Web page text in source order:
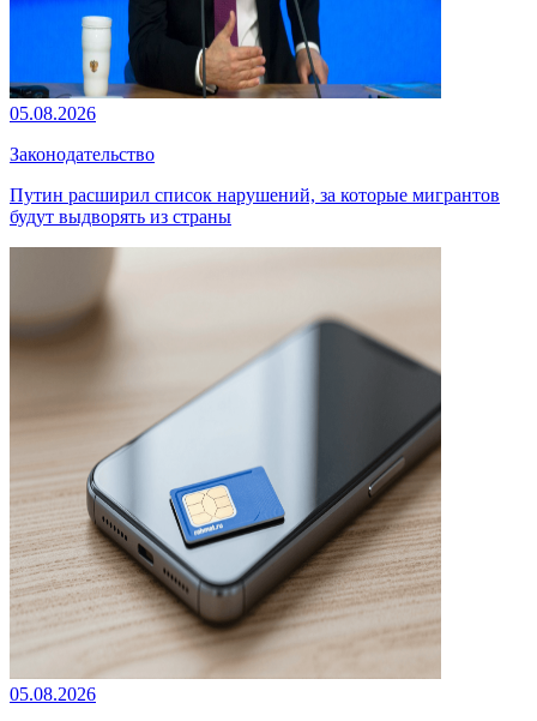
05.08.2026
Законодательство
Путин расширил список нарушений, за которые мигрантов
будут выдворять из страны
05.08.2026